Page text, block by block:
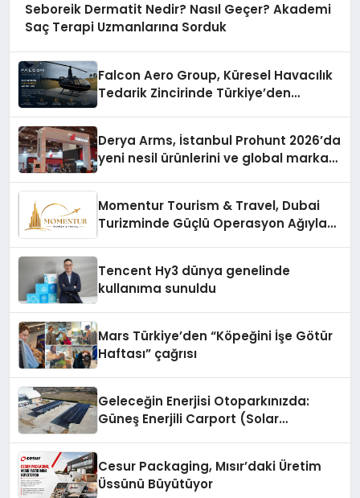
Seboreik Dermatit Nedir? Nasıl Geçer? Akademi
Saç Terapi Uzmanlarına Sorduk
Falcon Aero Group, Küresel Havacılık
Tedarik Zincirinde Türkiye’den
Derya Arms, İstanbul Prohunt 2026’da
yeni nesil ürünlerini ve global marka
Momentur Tourism & Travel, Dubai
Turizminde Güçlü Operasyon Ağıyla
Tencent Hy3 dünya genelinde
kullanıma sunuldu
Mars Türkiye’den “Köpeğini İşe Götür
Haftası” çağrısı
Geleceğin Enerjisi Otoparkınızda:
Güneş Enerjili Carport (Solar
Cesur Packaging, Mısır’daki Üretim
Üssünü Büyütüyor